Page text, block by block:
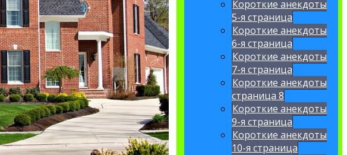
Короткие анекдоты
5-я страница
Короткие анекдоты
6-я страница
Короткие анекдоты
7-я страница
Короткие анекдоты
страница 8
Короткие анекдоты
9-я страница
Короткие анекдоты
10-я страница